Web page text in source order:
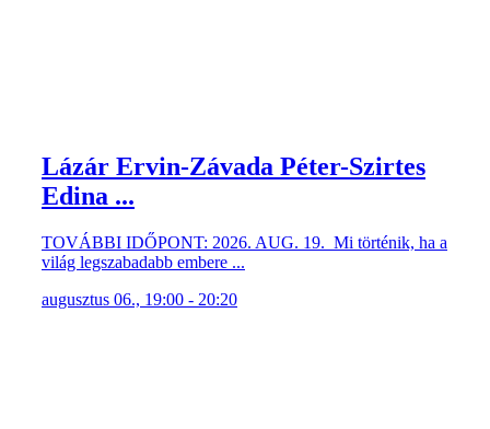
Lázár Ervin-Závada Péter-Szirtes
Edina ...
TOVÁBBI IDŐPONT: 2026. AUG. 19. Mi történik, ha a
világ legszabadabb embere ...
augusztus 06., 19:00 - 20:20